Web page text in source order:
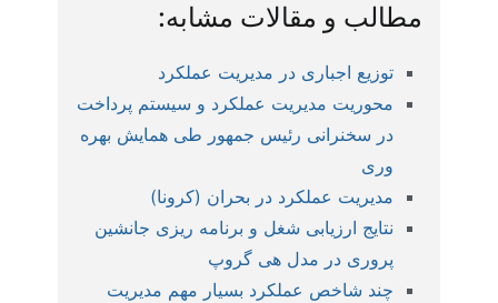
مطالب و مقالات مشابه:
توزیع اجباری در مدیریت عملکرد
محوریت مدیریت عملکرد و سیستم پرداخت
در سخنرانی رئیس جمهور طی همایش بهره
وری
مدیریت عملکرد در بحران (کرونا)
نتایج ارزیابی شغل و برنامه ریزی جانشین
پروری در مدل هی گروپ
چند شاخص عملکرد بسیار مهم مدیریت